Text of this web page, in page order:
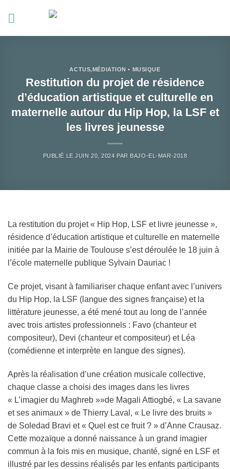
ACTUS,MÉDIATION • MUSIQUE
Restitution du projet de résidence
d’éducation artistique et culturelle en
maternelle autour du Hip Hop, la LSF et
les livres jeunesse
PUBLIÉ LEJUIN 20, 2024 PAR BAJO-EL-MAR-2018
La restitution du projet « Hip Hop, LSF et livre jeunesse »,
résidence d’éducation artistique et culturelle en maternelle
initiée par la Mairie de Toulouse s’est déroulée le 18 juin à
l’école maternelle publique Sylvain Dauriac !
Ce projet, visant à familiariser chaque enfant avec l’univers
du Hip Hop, la LSF (langue des signes française) et la
littérature jeunesse, a été mené tout au long de l’année
avec trois artistes professionnels : Favo (chanteur et
compositeur), Devi (chanteur et compositeur) et Léa
(comédienne et interprète en langue des signes).
Après la réalisation d’une création musicale collective,
chaque classe a choisi des images dans les livres
« L’imagier du Maghreb »»de Magali Attiogbé, « La savane
et ses animaux » de Thierry Laval, « Le livre des bruits »
de Soledad Bravi et « Quel est ce fruit ? » d’Anne Crausaz.
Cette mozaïque a donné naissance à un grand imagier
commun à la fois mis en musique, chanté, signé en LSF et
illustré par les dessins réalisés par les enfants participants